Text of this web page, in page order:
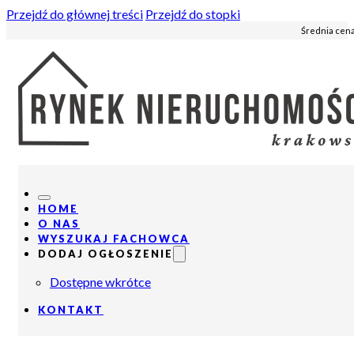
Przejdź do głównej treści Przejdź do stopki
Średnia
HOME
O NAS
WYSZUKAJ FACHOWCA
DODAJ OGŁOSZENIE
Dostępne wkrótce
KONTAKT